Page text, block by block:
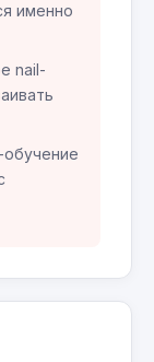
именно
nail-